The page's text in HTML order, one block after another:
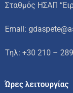
Σταθμός ΗΣΑΠ
Email:
Τηλ: +30 210 –
Ώρες λειτουργίας